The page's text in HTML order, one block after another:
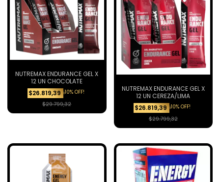
NUTREMAX ENDURANCE GEL X
12 UN CHOCOLATE
$26.819,39¡10% OFF!
$29.799,32
NUTREMAX ENDURANCE GEL X
12 UN CEREZA/LIMA
$26.819,39¡10% OFF!
$29.799,32